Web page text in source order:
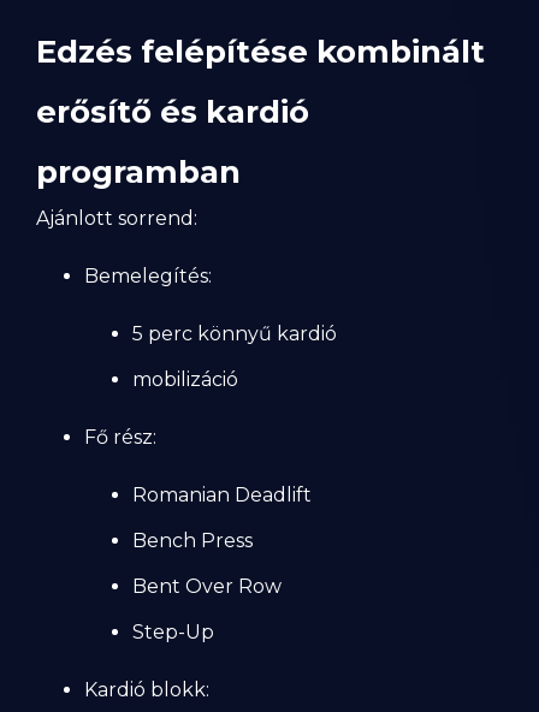
Edzés felépítése kombinált
erősítő és kardió
programban
Ajánlott sorrend:
Bemelegítés:
5 perc könnyű kardió
mobilizáció
Fő rész:
Romanian Deadlift
Bench Press
Bent Over Row
Step-Up
Kardió blokk: